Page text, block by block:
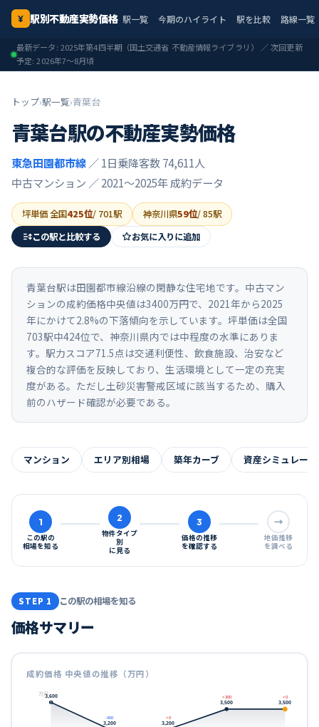
¥ 駅別不動産実勢価格 駅一覧 今期のハイライト 駅を比較 路線一覧
最新データ: 2025年第4四半期（国土交通省 不動産情報ライブラリ） ／ 次回更新
予定:2026年7〜8月頃
トップ›駅一覧›青葉台
青葉台駅の不動産実勢価格
東急田園都市線 ／ 1日乗降客数 74,611人
中古マンション ／2021〜2025年成約データ
坪単価 全国425位/ 701駅 神奈川県59位/85駅
この駅と比較する
お気に入りに追加
青葉台駅は田園都市線沿線の閑静な住宅地です。中古マン
ションの成約価格中央値は3400万円で、2021年から2025
年にかけて2.8%の下落傾向を示しています。坪単価は全国
703駅中424位で、神奈川県内では中程度の水準にありま
す。駅力スコア71.5点は交通利便性、飲食施設、治安など
複合的な評価を反映しており、生活環境として一定の充実
度がある。ただし土砂災害警戒区域に該当するため、購入
前のハザード確認が必要である。
マンション エリア別相場 築年カーブ 資産シミュレー
1
この駅の
相場を知る
2
物件タイプ
別
に見る
3
価格の推移
を確認する
→
地価推移
を調べる
STEP 1 この駅の相場を知る
価格サマリー
成約価格 中央値の推移（万円）
万円3,600
3,200
-400
3,200
+0
3,500
+300
3,500
+0